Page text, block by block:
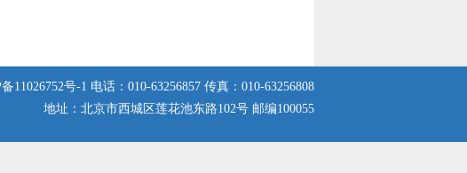
11026752号-1 电话：010-63256857 传真：010-63256808
地址：北京市西城区莲花池东路102号 邮编100055